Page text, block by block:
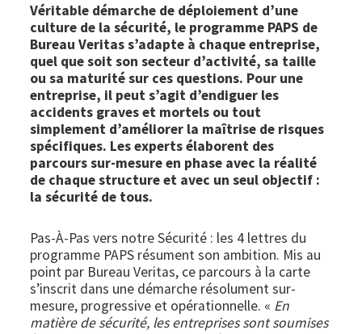
Véritable démarche de déploiement d’une
culture de la sécurité, le programme PAPS de
Bureau Veritas s’adapte à chaque entreprise,
quel que soit son secteur d’activité, sa taille
ou sa maturité sur ces questions. Pour une
entreprise, il peut s’agit d’endiguer les
accidents graves et mortels ou tout
simplement d’améliorer la maîtrise de risques
spécifiques. Les experts élaborent des
parcours sur-mesure en phase avec la réalité
de chaque structure et avec un seul objectif :
la sécurité de tous.
Pas-À-Pas vers notre Sécurité : les 4 lettres du
programme PAPS résument son ambition. Mis au
point par Bureau Veritas, ce parcours à la carte
s’inscrit dans une démarche résolument sur-
mesure, progressive et opérationnelle. « En
matière de sécurité, les entreprises sont soumises